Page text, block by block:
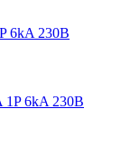
6kA 230В